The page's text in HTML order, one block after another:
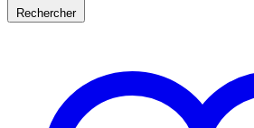
Rechercher